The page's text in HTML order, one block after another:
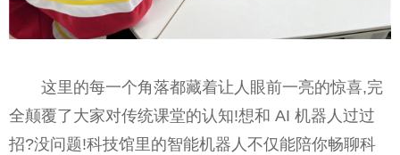
这里的每一个角落都藏着让人眼前一亮的惊喜,完
全颠覆了大家对传统课堂的认知!想和 AI 机器人过过
招?没问题!科技馆里的智能机器人不仅能陪你畅聊科